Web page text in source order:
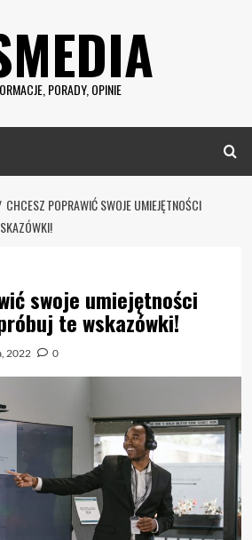
PORADY, OPINIE
CHCESZ POPRAWIĆ SWOJE UMIEJĘTNOŚCI
swoje umiejętności
te wskazówki!
2022 0